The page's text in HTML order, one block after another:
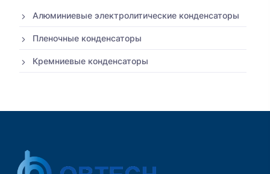
Алюминиевые электролитические конденсаторы
Пленочные конденсаторы
Кремниевые конденсаторы